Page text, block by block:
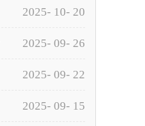
2025- 10- 20
2025- 09- 26
2025- 09- 22
2025- 09- 15